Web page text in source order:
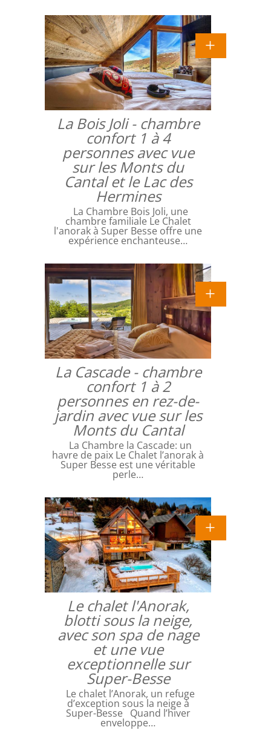
La Bois Joli - chambre
confort 1 à 4
personnes avec vue
sur les Monts du
Cantal et le Lac des
Hermines
La Chambre Bois Joli, une
chambre familiale Le Chalet
l'anorak à Super Besse offre une
expérience enchanteuse…
La Cascade - chambre
confort 1 à 2
personnes en rez-de-
jardin avec vue sur les
Monts du Cantal
La Chambre la Cascade: un
havre de paix Le Chalet l’anorak à
Super Besse est une véritable
perle…
Le chalet l'Anorak,
blotti sous la neige,
avec son spa de nage
et une vue
exceptionnelle sur
Super-Besse
Le chalet l’Anorak, un refuge
d’exception sous la neige à
Super-Besse Quand l’hiver
enveloppe…